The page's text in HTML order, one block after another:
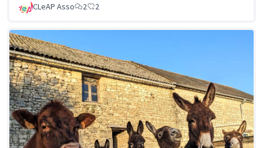
CLeAP Asso 2 2